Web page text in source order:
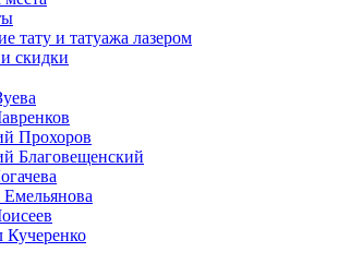
тату и татуажа лазером
скидки
Прохоров
Благовещенский
Кучеренко